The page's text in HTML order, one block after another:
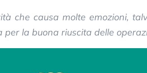
che causa molte emozioni,
per la buona riuscita delle